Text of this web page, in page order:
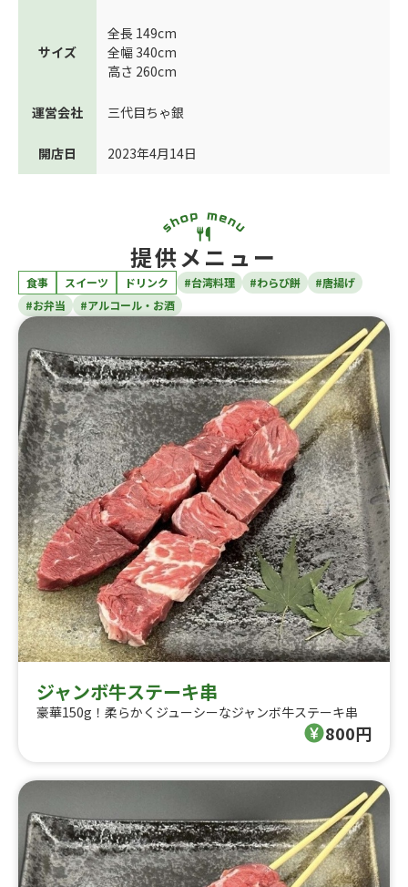
サイズ
全長 149cm
全幅 340cm
高さ 260cm
運営会社 三代目ちゃ銀
開店日 2023年4月14日
提供メニュー
食事 スイーツ ドリンク #台湾料理 #わらび餅
#唐揚げ
#お弁当
#アルコール・お酒
ジャンボ牛ステーキ串
豪華150g！柔らかくジューシーなジャンボ牛ステーキ串
800円